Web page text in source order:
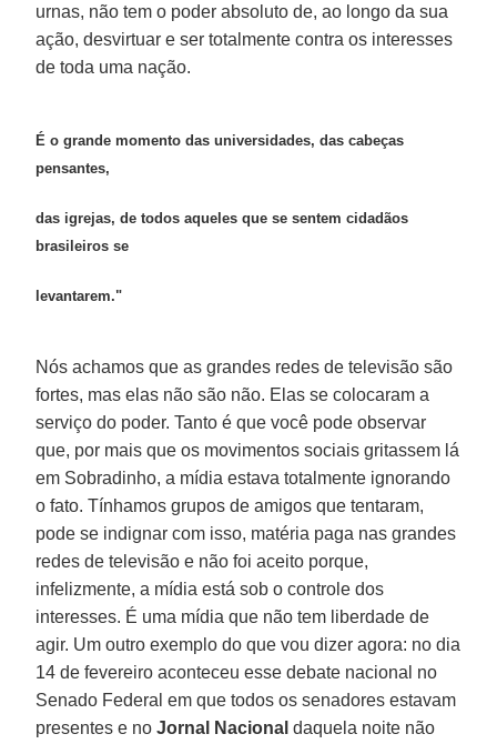
urnas, não tem o poder absoluto de, ao longo da sua
ação, desvirtuar e ser totalmente contra os interesses
de toda uma nação.
É o grande momento das universidades, das cabeças
pensantes,
das igrejas, de todos aqueles que se sentem cidadãos
brasileiros se
levantarem."
Nós achamos que as grandes redes de televisão são
fortes, mas elas não são não. Elas se colocaram a
serviço do poder. Tanto é que você pode observar
que, por mais que os movimentos sociais gritassem lá
em Sobradinho, a mídia estava totalmente ignorando
o fato. Tínhamos grupos de amigos que tentaram,
pode se indignar com isso, matéria paga nas grandes
redes de televisão e não foi aceito porque,
infelizmente, a mídia está sob o controle dos
interesses. É uma mídia que não tem liberdade de
agir. Um outro exemplo do que vou dizer agora: no dia
14 de fevereiro aconteceu esse debate nacional no
Senado Federal em que todos os senadores estavam
presentes e noJornal Nacional daquela noite não